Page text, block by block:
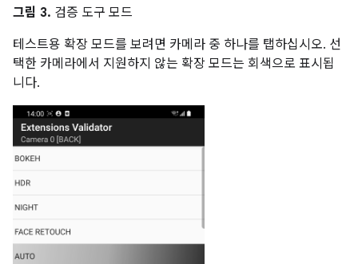
그림 3. 검증 도구 모드
테스트용 확장 모드를 보려면 카메라 중 하나를 탭하십시오. 선
택한 카메라에서 지원하지 않는 확장 모드는 회색으로 표시됩
니다.